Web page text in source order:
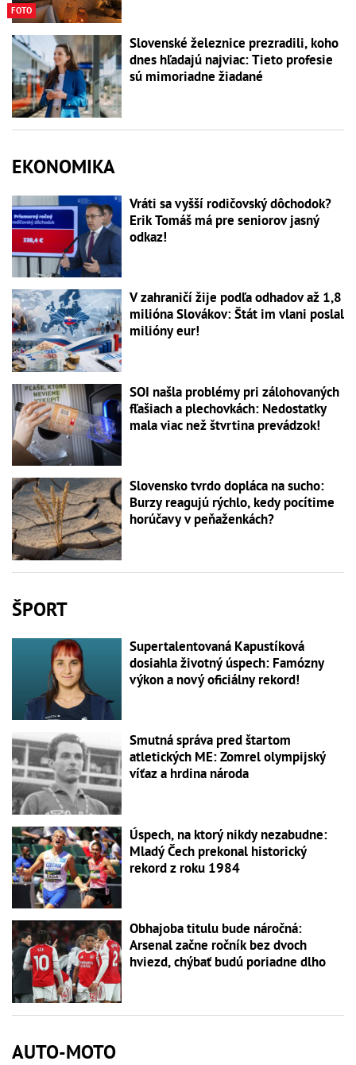
FOTO
Slovenské železnice prezradili, koho
dnes hľadajú najviac: Tieto profesie
sú mimoriadne žiadané
EKONOMIKA
Vráti sa vyšší rodičovský dôchodok?
Erik Tomáš má pre seniorov jasný
odkaz!
V zahraničí žije podľa odhadov až 1,8
milióna Slovákov: Štát im vlani poslal
milióny eur!
SOI našla problémy pri zálohovaných
fľašiach a plechovkách: Nedostatky
mala viac než štvrtina prevádzok!
Slovensko tvrdo dopláca na sucho:
Burzy reagujú rýchlo, kedy pocítime
horúčavy v peňaženkách?
ŠPORT
Supertalentovaná Kapustíková
dosiahla životný úspech: Famózny
výkon a nový oficiálny rekord!
Smutná správa pred štartom
atletických ME: Zomrel olympijský
víťaz a hrdina národa
Úspech, na ktorý nikdy nezabudne:
Mladý Čech prekonal historický
rekord z roku 1984
Obhajoba titulu bude náročná:
Arsenal začne ročník bez dvoch
hviezd, chýbať budú poriadne dlho
AUTO-MOTO